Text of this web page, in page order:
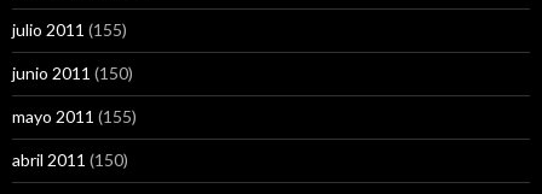
julio 2011 (155)
junio 2011 (150)
mayo 2011 (155)
abril 2011 (150)